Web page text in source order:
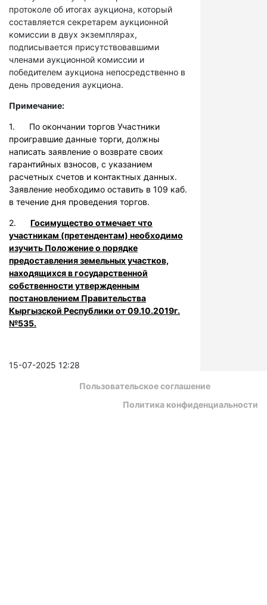
протоколе об итогах аукциона, который
составляется секретарем аукционной
комиссии в двух экземплярах,
подписывается присутствовавшими
членами аукционной комиссии и
победителем аукциона непосредственно в
день проведения аукциона.
Примечание:
1. По окончании торгов Участники
проигравшие данные торги, должны
написать заявление о возврате своих
гарантийных взносов, с указанием
расчетных счетов и контактных данных.
Заявление необходимо оставить в 109 каб.
в течение дня проведения торгов.
2. Госимущество отмечает что
участникам (претендентам) необходимо
изучить Положение о порядке
предоставления земельных участков,
находящихся в государственной
собственности утвержденным
постановлением Правительства
Кыргызской Республики от 09.10.2019г.
№535.
15-07-2025 12:28
Пользовательское соглашение
Политика конфиденциальности